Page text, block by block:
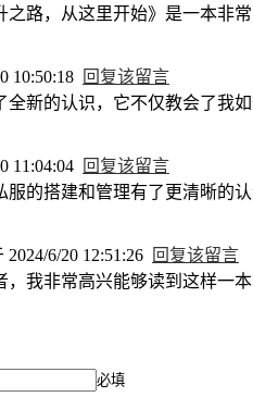
之路，从这里开始》是一本非
10:50:18
回复该留言
新的认识，它不仅教会了我
11:04:04
回复该留言
的搭建和管理有了更清晰的
2024/6/20 12:51:26
回复该留言
我非常高兴能够读到这样一
必填